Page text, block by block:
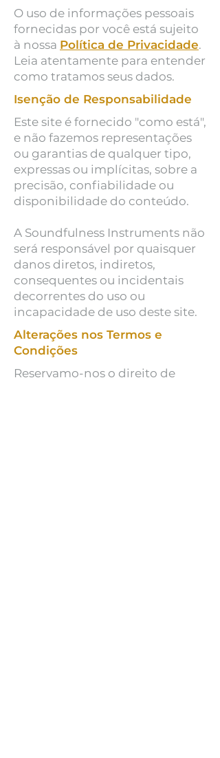
O uso de informações pessoais
fornecidas por você está sujeito
à nossa Política de Privacidade.
Leia atentamente para entender
como tratamos seus dados.
Isenção de Responsabilidade
Este site é fornecido "como está",
e não fazemos representações
ou garantias de qualquer tipo,
expressas ou implícitas, sobre a
precisão, confiabilidade ou
disponibilidade do conteúdo.
A Soundfulness Instruments não
será responsável por quaisquer
danos diretos, indiretos,
consequentes ou incidentais
decorrentes do uso ou
incapacidade de uso deste site.
Alterações nos Termos e
Condições
Reservamo-nos o direito de